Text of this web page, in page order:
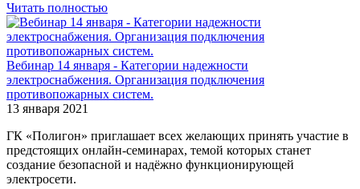
Читать полностью
Вебинар 14 января - Категории надежности
электроснабжения. Организация подключения
противопожарных систем.
13 января 2021
ГК «Полигон» приглашает всех желающих принять участие в
предстоящих онлайн-семинарах, темой которых станет
создание безопасной и надёжно функционирующей
электросети.